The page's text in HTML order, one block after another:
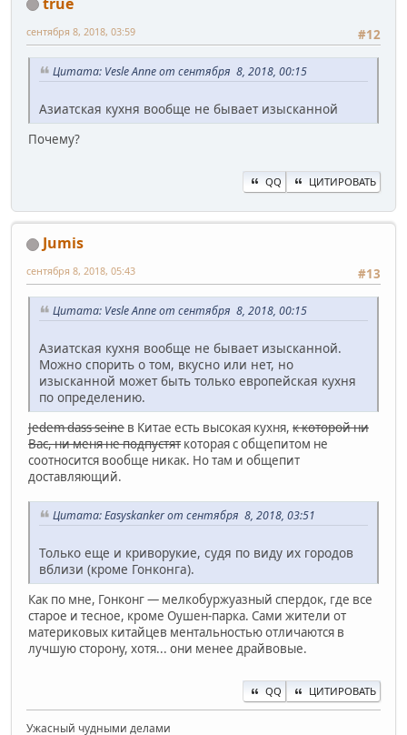
#12
сентября 8, 2018, 03:59
Цитата: Vesle Anne от сентября 8, 2018, 00:15
Азиатская кухня вообще не бывает изысканной
Почему?
QQ ЦИТИРОВАТЬ
Jumis
#13
сентября 8, 2018, 05:43
Цитата: Vesle Anne от сентября 8, 2018, 00:15
Азиатская кухня вообще не бывает изысканной.
Можно спорить о том, вкусно или нет, но
изысканной может быть только европейская кухня
по определению.
Jedem dass seine в Китае есть высокая кухня, к которой ни
Вас, ни меня не подпустят которая с общепитом не
соотносится вообще никак. Но там и общепит
доставляющий.
Цитата: Easyskanker от сентября 8, 2018, 03:51
Только еще и криворукие, судя по виду их городов
вблизи (кроме Гонконга).
Как по мне, Гонконг — мелкобуржуазный спердок, где все
старое и тесное, кроме Оушен-парка. Сами жители от
материковых китайцев ментальностью отличаются в
лучшую сторону, хотя... они менее драйвовые.
QQ ЦИТИРОВАТЬ
Ужасный чудными делами